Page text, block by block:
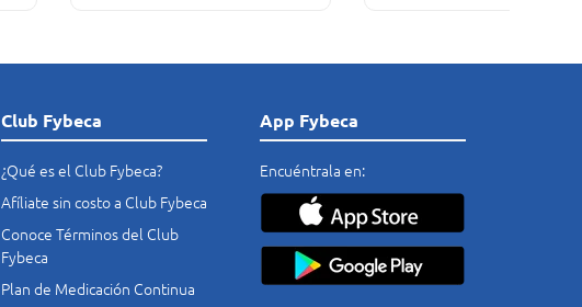
Club Fybeca
¿Qué es el Club Fybeca?
Afíliate sin costo a Club Fybeca
Conoce Términos del Club
Fybeca
Plan de Medicación Continua
App Fybeca
Encuéntrala en: